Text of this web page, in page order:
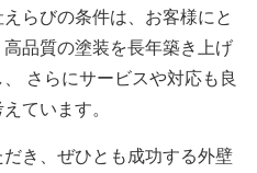
らびの条件は、お客様にと
品質の塗装を長年築き上げ
さらにサービスや対応も良
ています。
き、ぜひとも成功する外壁